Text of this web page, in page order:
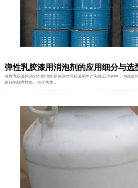
弹性乳胶漆用消泡剂的应用细分与选
弹性乳胶漆用消泡剂的功能是在弹性乳胶漆的生产和施工过程中，消除或
良好的物理性能。询价热线：